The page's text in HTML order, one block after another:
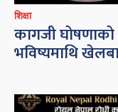
शिक्षा
कागजी
भविष्यमाथि